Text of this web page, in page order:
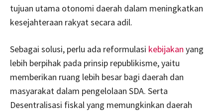
tujuan utama otonomi daerah dalam meningkatkan
kesejahteraan rakyat secara adil.
Sebagai solusi, perlu ada reformulasi kebijakan yang
lebih berpihak pada prinsip republikisme, yaitu
memberikan ruang lebih besar bagi daerah dan
masyarakat dalam pengelolaan SDA. Serta
Desentralisasi fiskal yang memungkinkan daerah